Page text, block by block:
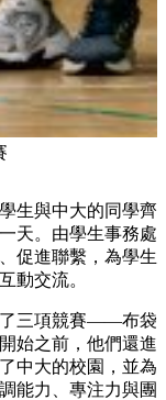
生與中大的同學齊
天。由學生事務處
促進聯繫，為學生
動交流。
了三項競賽——布袋
始之前，他們還進
中大的校園，並為
能力、專注力與團